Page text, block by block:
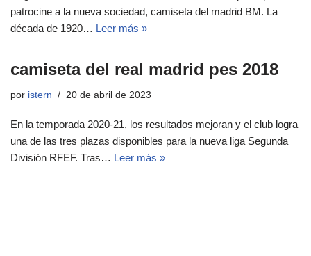
patrocine a la nueva sociedad, camiseta del madrid BM. La
década de 1920… Leer más »
camiseta del real madrid pes 2018
por istern 20 de abril de 2023
En la temporada 2020-21, los resultados mejoran y el club logra
una de las tres plazas disponibles para la nueva liga Segunda
División RFEF. Tras… Leer más »